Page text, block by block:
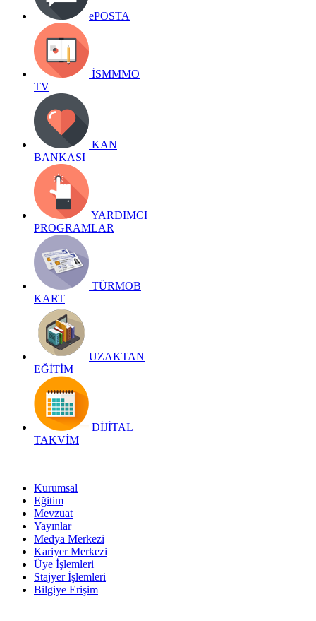
ePOSTA
İSMMMO
TV
KAN
BANKASI
YARDIMCI
PROGRAMLAR
TÜRMOB
KART
UZAKTAN
EĞİTİM
DİJİTAL
TAKVİM
Kurumsal
Eğitim
Mevzuat
Yayınlar
Medya Merkezi
Kariyer Merkezi
Üye İşlemleri
Stajyer İşlemleri
Bilgiye Erişim